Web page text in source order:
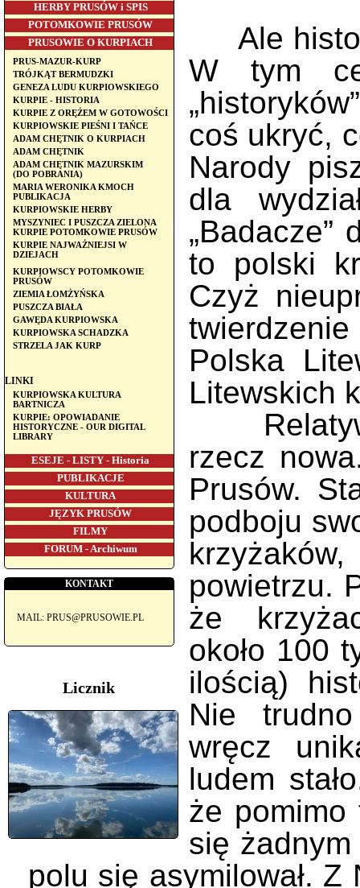
HERBY PRUSÓW i SPIS
POTOMKOWIE PRUSÓW
PRUSOWIE O KURPIACH
PRUS-MAZUR-KURP
TRÓJKĄT BERMUDZKI
GENEZA LUDU KURPIOWSKIEGO
KURPIE - HISTORIA
KURPIE Z ORĘŻEM W GOTOWOŚCI
KURPIOWSKIE PIEŚNI I TAŃCE
ADAM CHĘTNIK O KURPIACH
ADAM CHĘTNIK
ADAM CHĘTNIK MAZURSKIM
(DO POBRANIA)
MARIA WERONIKA KMOCH
PUBLIKACJA
KURPIOWSKIE HERBY
MYSZYNIEC I PUSZCZA ZIELONA
KURPIE POTOMKOWIE PRUSÓW
KURPIE NAJWAŻNIEJSI W
DZIEJACH
KURPIOWSCY POTOMKOWIE
PRUSÓW
ZIEMIA ŁOMŻYŃSKA
PUSZCZA BIAŁA
GAWĘDA KURPIOWSKA
KURPIOWSKA SCHADZKA
STRZELA JAK KURP
LINKI
KURPIOWSKA KULTURA
BARTNICZA
KURPIE: OPOWIADANIE
HISTORYCZNE - OUR DIGITAL
LIBRARY
ESEJE - LISTY - Historia
PUBLIKACJE
KULTURA
JĘZYK PRUSÓW
FILMY
FORUM - Archiwum
KONTAKT
MAIL: PRUS@PRUSOWIE.PL
Licznik
Ale
W tym
coś ukryć,
Narody
dla
„Badacze”
to polski
Czyż
Polska
Litewskich
rzecz
Prusów.
podboju
powietrzu.
że
około 100
ilością)
Nie
wręcz
ludem
że pomimo
się
polu się asymilował.